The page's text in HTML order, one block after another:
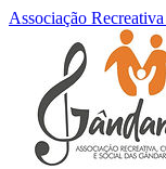
Associação